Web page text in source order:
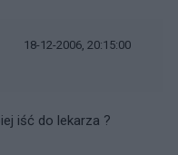
18-12-2006, 20:15:00
iść do lekarza ?